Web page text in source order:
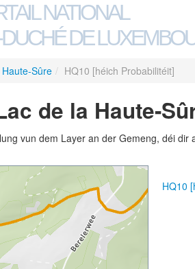
NATIONAL
DE
Sûre / HQ10 [héich Probabilitéit]
de la Haute-
vun dem Layer an der Gemeng, déi
HQ10